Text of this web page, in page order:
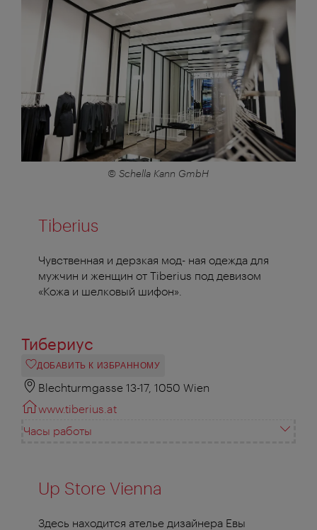
© Schella Kann GmbH
Tiberius
Чувственная и дерзкая мод- ная одежда для
мужчин и женщин от Tiberius под девизом
«Кожа и шелковый шифон».
Тибериус
ДОБАВИТЬ К ИЗБРАННОМУ
Blechturmgasse 13-17, 1050 Wien
www.tiberius.at
Часы работы
Up Store Vienna
Здесь находится ателье дизайнера Евы